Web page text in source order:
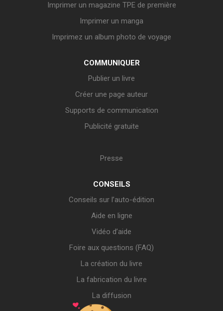
Imprimer un magazine TPE de première
Imprimer un manga
Imprimez un album photo de voyage
COMMUNIQUER
Publier un livre
Créer une page auteur
Supports de communication
Publicité gratuite
Presse
CONSEILS
Conseils sur l’auto-édition
Aide en ligne
Vidéo d’aide
Foire aux questions (FAQ)
La création du livre
La fabrication du livre
La diffusion